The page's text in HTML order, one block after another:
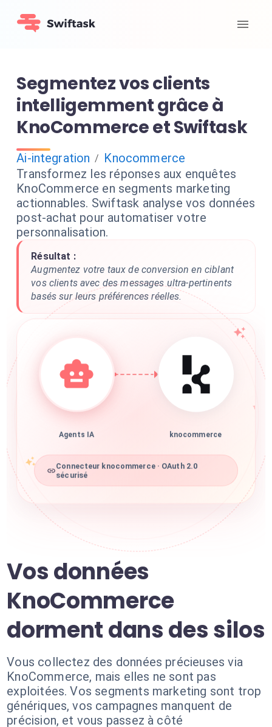
Segmentez vos clients
intelligemment grâce à
KnoCommerce et Swiftask
Ai-integration / Knocommerce
Transformez les réponses aux enquêtes
KnoCommerce en segments marketing
actionnables. Swiftask analyse vos données
post-achat pour automatiser votre
personnalisation.
Résultat :
Augmentez votre taux de conversion en ciblant
vos clients avec des messages ultra-pertinents
basés sur leurs préférences réelles.
Agents IA knocommerce
Connecteur knocommerce · OAuth 2.0
sécurisé
Vos données
KnoCommerce
dorment dans des silos
Vous collectez des données précieuses via
KnoCommerce, mais elles ne sont pas
exploitées. Vos segments marketing sont trop
génériques, vos campagnes manquent de
précision, et vous passez à côté